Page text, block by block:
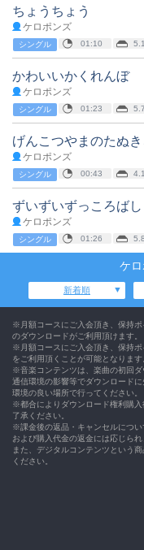
ちょうちょう
ケロポンズ
シングル 01:10
かわいいかくれんぼ
ケロポンズ
シングル 01:23
げんこつやまのたぬ
ケロポンズ
シングル 00:43
ずいずいずっころばし
ケロポンズ
シングル 01:26
ケ
新着順
※月額コースにご入会頂き、保持
のダウンロードがご利用頂けます。
※月額コースにご入会頂き、保持
をご利用頂くことが可能となります
※音楽コンテンツは、楽曲の初回ダ
通信環境の影響等でダウンロード
環境の良い場所で行ってください。
※都合によりダウンロード権利購
了承ください。
※課金後の返品・キャンセルにつ
および購入代金の返金には応じられ
また、デジタルコンテンツという
ください。